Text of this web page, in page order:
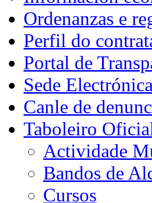
Ordenanzas e
Perfil do
Portal de
Sede Electrónica
Canle de
Taboleiro
Actividade
Bandos de
Cursos